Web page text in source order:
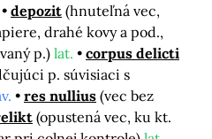
depozit (hnuteľná vec,
drahé kovy a pod.,
p.)lat.
corpus delicti
p. súvisiaci s
res nullius (vec bez
(opustená vec, ku kt.